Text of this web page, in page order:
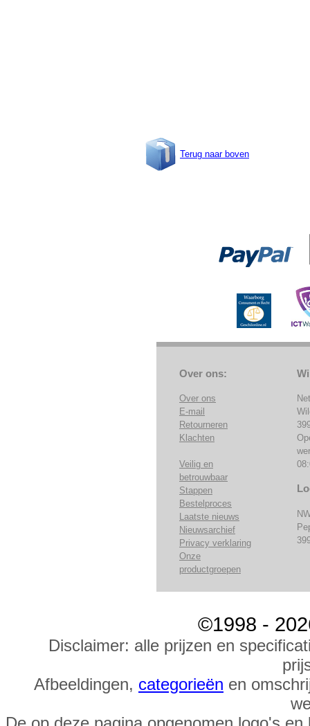
Terug naar boven
Over ons:
Over ons
E-mail
Retourneren
Klachten
Veilig en
betrouwbaar
Stappen
Bestelproces
Laatste nieuws
Nieuwsarchief
Privacy verklaring
Onze
productgroepen
©1998 -
Disclaimer: alle prijzen en
Afbeeldingen, categorieën en